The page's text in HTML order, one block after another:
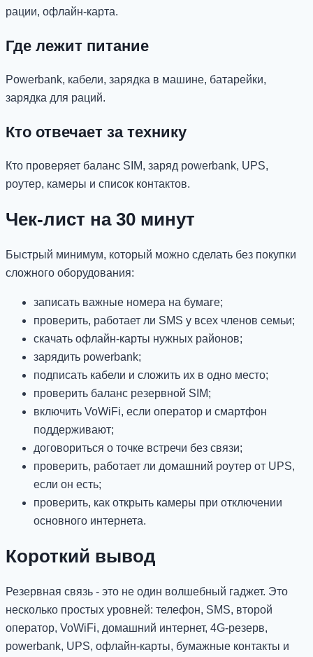
рации, офлайн-карта.
Где лежит питание
Powerbank, кабели, зарядка в машине, батарейки,
зарядка для раций.
Кто отвечает за технику
Кто проверяет баланс SIM, заряд powerbank, UPS,
роутер, камеры и список контактов.
Чек-лист на 30 минут
Быстрый минимум, который можно сделать без покупки
сложного оборудования:
записать важные номера на бумаге;
проверить, работает ли SMS у всех членов семьи;
скачать офлайн-карты нужных районов;
зарядить powerbank;
подписать кабели и сложить их в одно место;
проверить баланс резервной SIM;
включить VoWiFi, если оператор и смартфон
поддерживают;
договориться о точке встречи без связи;
проверить, работает ли домашний роутер от UPS,
если он есть;
проверить, как открыть камеры при отключении
основного интернета.
Короткий вывод
Резервная связь - это не один волшебный гаджет. Это
несколько простых уровней: телефон, SMS, второй
оператор, VoWiFi, домашний интернет, 4G-резерв,
powerbank, UPS, офлайн-карты, бумажные контакты и